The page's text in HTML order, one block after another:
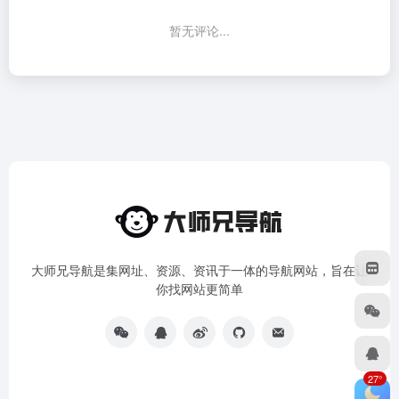
暂无评论...
大师兄导航是集网址、资源、资讯于一体的导航网站，旨在让
你找网站更简单
27°